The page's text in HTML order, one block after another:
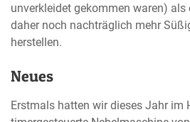
unverkleidet gekommen waren)
daher noch nachträglich mehr
herstellen.
Neues
Erstmals hatten wir dieses Jahr im